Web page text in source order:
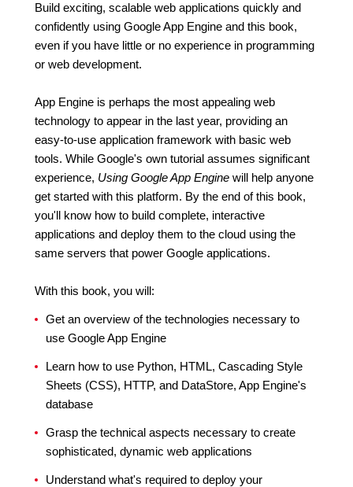
Build exciting, scalable web applications quickly and
confidently using Google App Engine and this book,
even if you have little or no experience in programming
or web development.
App Engine is perhaps the most appealing web
technology to appear in the last year, providing an
easy-to-use application framework with basic web
tools. While Google's own tutorial assumes significant
experience, Using Google App Engine will help anyone
get started with this platform. By the end of this book,
you'll know how to build complete, interactive
applications and deploy them to the cloud using the
same servers that power Google applications.
With this book, you will:
Get an overview of the technologies necessary to
use Google App Engine
Learn how to use Python, HTML, Cascading Style
Sheets (CSS), HTTP, and DataStore, App Engine's
database
Grasp the technical aspects necessary to create
sophisticated, dynamic web applications
Understand what's required to deploy your